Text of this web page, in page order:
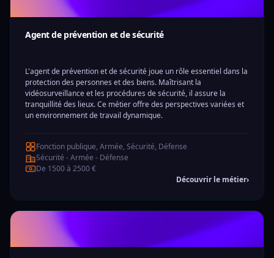
Agent de prévention et de sécurité
L'agent de prévention et de sécurité joue un rôle essentiel dans la
protection des personnes et des biens. Maîtrisant la
vidéosurveillance et les procédures de sécurité, il assure la
tranquillité des lieux. Ce métier offre des perspectives variées et
un environnement de travail dynamique.
Fonction publique, Armée, Sécurité, Défense
Sécurité - Armée - Défense
De 1500 à 2500 €
Découvrir le métier›